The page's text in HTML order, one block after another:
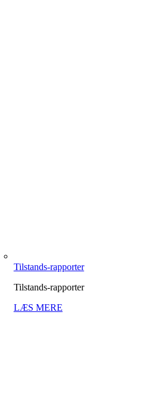
Tilstands-rapporter
Tilstands-rapporter
LÆS MERE